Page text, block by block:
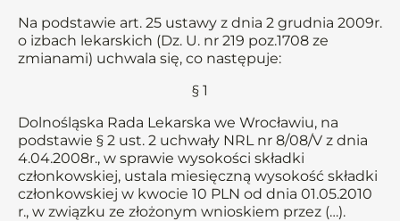
Na podstawie art. 25 ustawy z dnia 2 grudnia 2009r.
o izbach lekarskich (Dz. U. nr 219 poz.1708 ze
zmianami) uchwala się, co następuje:
§ 1
Dolnośląska Rada Lekarska we Wrocławiu, na
podstawie § 2 ust. 2 uchwały NRL nr 8/08/V z dnia
4.04.2008r., w sprawie wysokości składki
członkowskiej, ustala miesięczną wysokość składki
członkowskiej w kwocie 10 PLN od dnia 01.05.2010
r., w związku ze złożonym wnioskiem przez (…).